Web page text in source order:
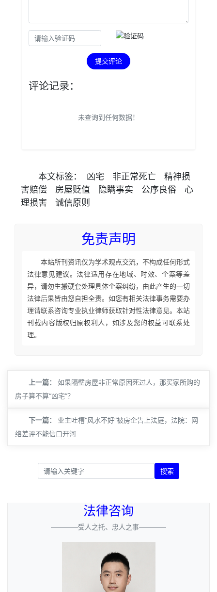
提交评论
评论记录：
未查询到任何数据！
本文标签： 凶宅 非正常死亡
精神损
害赔偿
房屋贬值 隐瞒事实 公序良俗
心
理损害
诚信原则
免责声明
本站所刊资讯仅为学术观点交流，不构成任何形式
法律意见建议。法律适用存在地域、时效、个案等差
异，请勿生搬硬套处理具体个案纠纷，由此产生的一切
法律后果皆由您自担全责。如您有相关法律事务需要办
理请联系咨询专业执业律师获取针对性法律意见。本站
刊载内容版权归原权利人，如涉及您的权益可联系处
理。
上一篇：
如果隔壁房屋非正常原因死过人，那买家所购的
房子算不算“凶宅”？
下一篇：
业主吐槽“风水不好”被房企告上法庭，法院：网
络差评不能信口开河
搜索
法律咨询
————受人之托、忠人之事————